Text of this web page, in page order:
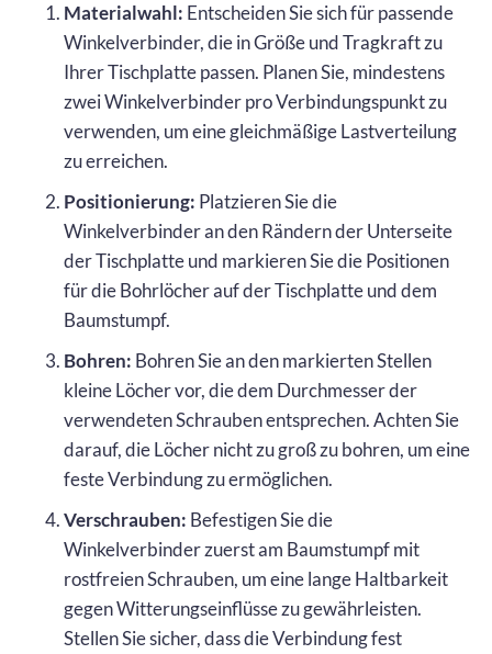
Materialwahl: Entscheiden Sie sich für passende
Winkelverbinder, die in Größe und Tragkraft zu
Ihrer Tischplatte passen. Planen Sie, mindestens
zwei Winkelverbinder pro Verbindungspunkt zu
verwenden, um eine gleichmäßige Lastverteilung
zu erreichen.
Positionierung: Platzieren Sie die
Winkelverbinder an den Rändern der Unterseite
der Tischplatte und markieren Sie die Positionen
für die Bohrlöcher auf der Tischplatte und dem
Baumstumpf.
Bohren: Bohren Sie an den markierten Stellen
kleine Löcher vor, die dem Durchmesser der
verwendeten Schrauben entsprechen. Achten Sie
darauf, die Löcher nicht zu groß zu bohren, um eine
feste Verbindung zu ermöglichen.
Verschrauben: Befestigen Sie die
Winkelverbinder zuerst am Baumstumpf mit
rostfreien Schrauben, um eine lange Haltbarkeit
gegen Witterungseinflüsse zu gewährleisten.
Stellen Sie sicher, dass die Verbindung fest